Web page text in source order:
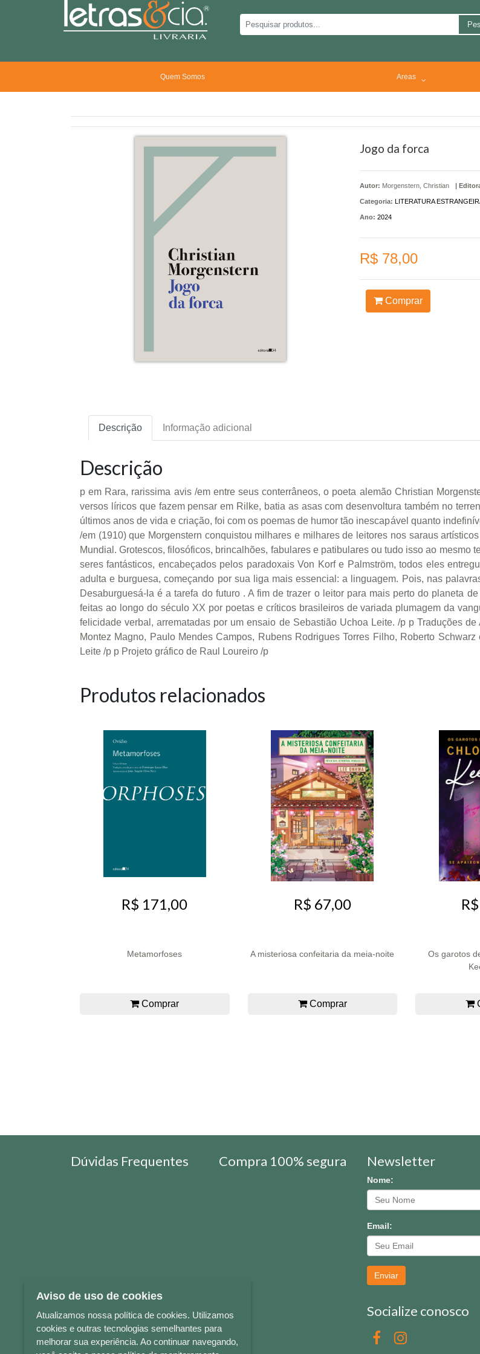
Quem Somos Areas
Jogo da forca
Autor: Morgenstern, Christian |
Categoria: LITERATURA
Ano: 2024
R$ 78,00
Comprar
Descrição Informação adicional
Descrição
p em Rara, rarissima avis /em entre seus conterrâneos, o poeta alemão Christian
versos líricos que fazem pensar em Rilke, batia as asas com desenvoltura também no
últimos anos de vida e criação, foi com os poemas de humor tão inescapável quanto
/em (1910) que Morgenstern conquistou milhares e milhares de leitores nos saraus
Mundial. Grotescos, filosóficos, brincalhões, fabulares e patibulares ou tudo isso ao mesmo
seres fantásticos, encabeçados pelos paradoxais Von Korf e Palmström, todos eles
adulta e burguesa, começando por sua liga mais essencial: a linguagem. Pois, nas
Desaburguesá-la é a tarefa do futuro . A fim de trazer o leitor para mais perto do planeta
feitas ao longo do século XX por poetas e críticos brasileiros de variada plumagem da
felicidade verbal, arrematadas por um ensaio de Sebastião Uchoa Leite. /p p Traduções
Montez Magno, Paulo Mendes Campos, Rubens Rodrigues Torres Filho, Roberto
Leite /p p Projeto gráfico de Raul Loureiro /p
Produtos relacionados
R$ 171,00
Metamorfoses
Comprar
R$ 67,00
A misteriosa confeitaria da meia-noite
Comprar
Os garotos
Dúvidas Frequentes Compra 100% segura Newsletter
Nome:
Email:
Enviar
Socialize conosco
Aviso de uso de cookies
Atualizamos nossa política de cookies. Utilizamos
cookies e outras tecnologias semelhantes para
melhorar sua experiência. Ao continuar navegando,